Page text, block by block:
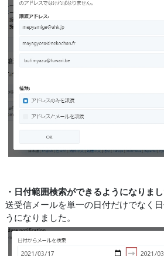
・日付範囲検索ができるようになりま
送受信メールを単一の日付だけでなく
うになりました。